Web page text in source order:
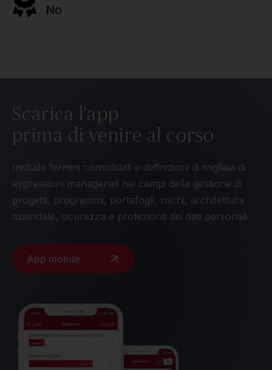
No
Scarica l'app
prima di venire al corso
Include termini consolidati e definizioni di migliaia di
espressioni manageriali nei campi della gestione di
progetti, programmi, portafogli, rischi, architettura
aziendale, sicurezza e protezione dei dati personali.
App mobile